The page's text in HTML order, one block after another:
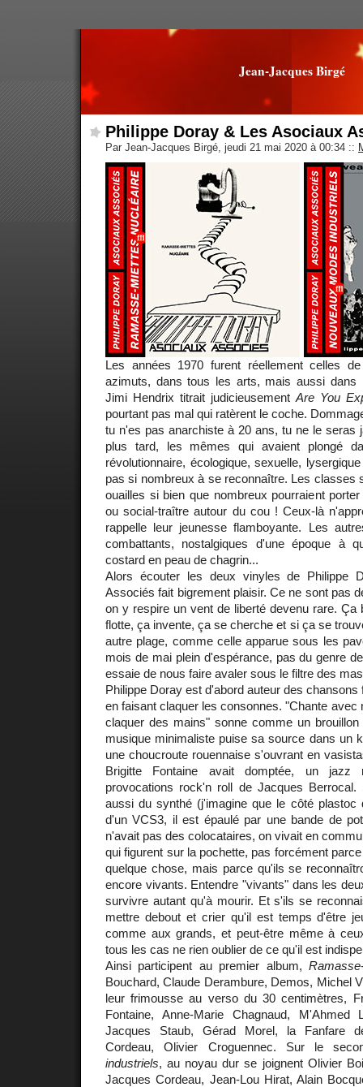
Jean-Jacques Birgé
Philippe Doray & Les Asociaux
Par Jean-Jacques Birgé, jeudi 21 mai 2020 à 00:34 ::
Les années 1970 furent réellement celles
azimuts, dans tous les arts, mais aussi dans
Jimi Hendrix titrait judicieusement Are You
pourtant pas mal qui ratèrent le coche.
tu n'es pas anarchiste à 20 ans, tu ne le seras
plus tard, les mêmes qui avaient plongé
révolutionnaire, écologique, sexuelle,
pas si nombreux à se reconnaître. Les classes
ouailles si bien que nombreux pourraient
ou social-traître autour du cou ! Ceux-là
rappelle leur jeunesse flamboyante. Les
combattants, nostalgiques d'une époque à
costard en peau de chagrin...
Alors écouter les deux vinyles de Philippe
Associés fait bigrement plaisir. Ce ne sont pas
on y respire un vent de liberté devenu rare. Ça
flotte, ça invente, ça se cherche et si ça se
autre plage, comme celle apparue sous les
mois de mai plein d'espérance, pas du genre
essaie de nous faire avaler sous le filtre des
Philippe Doray est d'abord auteur des
en faisant claquer les consonnes. "Chante avec
claquer des mains" sonne comme un
musique minimaliste puise sa source dans un
une choucroute rouennaise s'ouvrant en
Brigitte Fontaine avait domptée, un jazz
provocations rock'n roll de Jacques
aussi du synthé (j'imagine que le côté plastoc
d'un VCS3, il est épaulé par une bande de
n'avait pas des colocataires, on vivait en
qui figurent sur la pochette, pas forcément
quelque chose, mais parce qu'ils se
encore vivants. Entendre "vivants" dans les
survivre autant qu'à mourir. Et s'ils se
mettre debout et crier qu'il est temps d'être
comme aux grands, et peut-être même à
tous les cas ne rien oublier de ce qu'il est
Ainsi participent au premier album,
Bouchard, Claude Derambure, Demos, Michel
leur frimousse au verso du 30 centimètres,
Fontaine, Anne-Marie Chagnaud, M'Ahmed
Jacques Staub, Gérad Morel, la Fanfare
Cordeau, Olivier Croguennec. Sur le
industriels, au noyau dur se joignent Olivier
Jacques Cordeau, Jean-Lou Hirat, Alain